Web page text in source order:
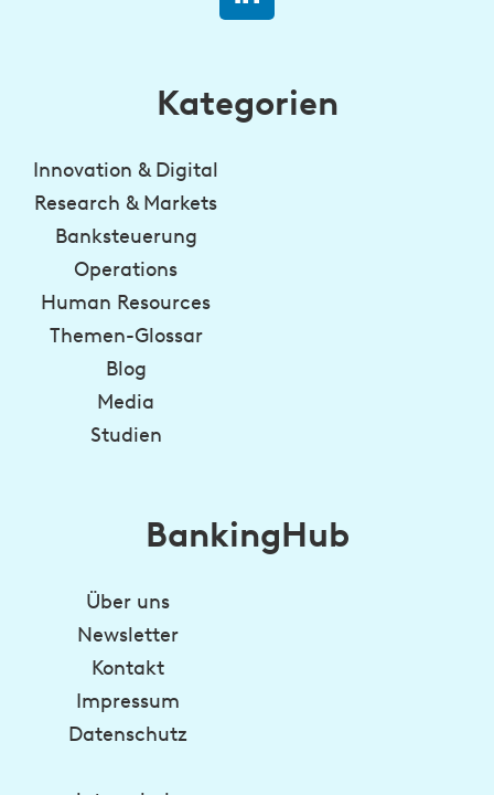
Kategorien
Innovation & Digital
Research & Markets
Banksteuerung
Operations
Human Resources
Themen-Glossar
Blog
Media
Studien
BankingHub
Über uns
Newsletter
Kontakt
Impressum
Datenschutz